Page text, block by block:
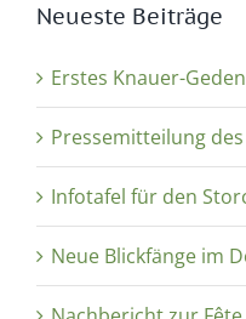
Neueste Beiträge
Erstes Knauer-
Pressemitteilung
Infotafel für den
Neue Blickfänge im